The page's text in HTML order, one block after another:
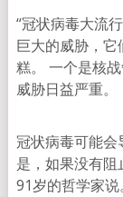
“冠状病毒大流
巨大的威胁，
糕。 一个是核
威胁日益严重。
冠状病毒可能会
是，如果没有阻
91岁的哲学家说。